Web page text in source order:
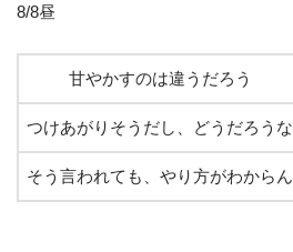
8/8昼
甘やかすのは違うだろう
つけあがりそうだし、どうだろうな
そう言われても、やり方がわからん